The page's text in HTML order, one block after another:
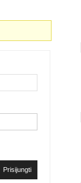
Prisijungti